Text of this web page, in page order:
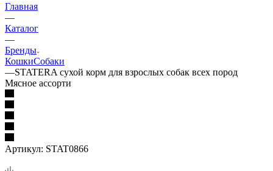
Главная
—
Каталог
—
Бренды
КошкиСобаки
—STATERA сухой корм для взрослых собак всех пород
Мясное ассорти
Артикул: STAT0866